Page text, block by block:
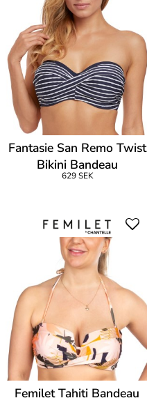
Fantasie San Remo Twist
Bikini Bandeau
629 SEK
Femilet Tahiti Bandeau